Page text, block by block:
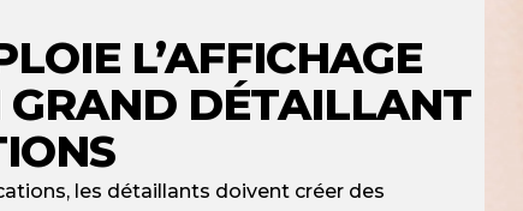
L’AFFICHAGE
GRAND DÉTAILLANT
les détaillants doivent créer des